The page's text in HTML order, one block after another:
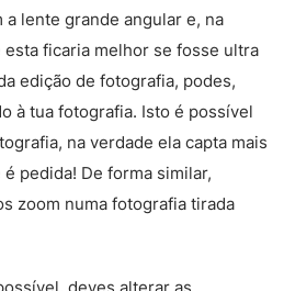
lente grande angular e, na
ficaria melhor se fosse ultra
edição de fotografia, podes,
à tua fotografia. Isto é possível
na verdade ela capta mais
pedida! De forma similar,
zoom numa fotografia tirada
deves alterar as